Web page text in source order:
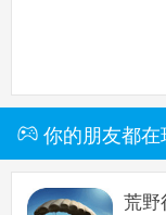
你的朋友都
荒野